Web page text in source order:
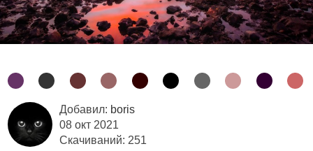
Добавил: boris
08 окт 2021
Скачиваний: 251